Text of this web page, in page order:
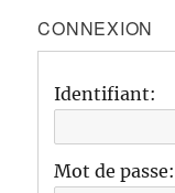
CONNEXION
Identifiant:
Mot de passe: